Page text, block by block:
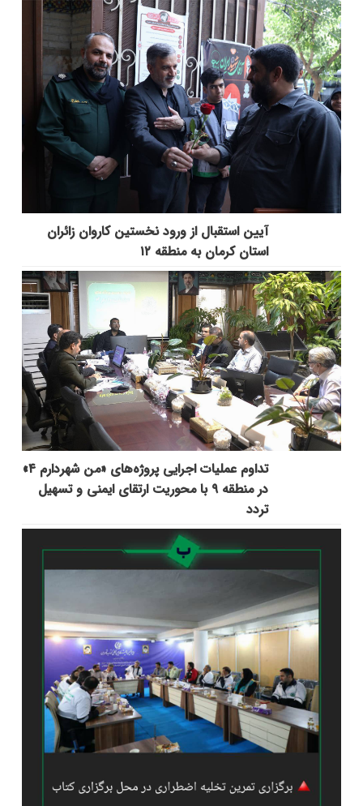
آیین استقبال از ورود نخستین کاروان زائران
استان کرمان به منطقه ۱۲
تداوم عملیات اجرایی پروژه‌های «من شهردارم ۴»
در منطقه ۹ با محوریت ارتقای ایمنی و تسهیل
تردد